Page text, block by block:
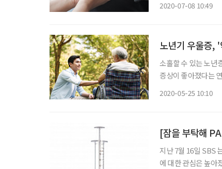
2020-07-08 10:49
노년기 우울증,
소홀할 수 있는 노년
증상이 좋아졌다는
2020-05-25 10:10
[잠을 부탁해
지난 7월 16일 SBS
에 대한 관심은 높아